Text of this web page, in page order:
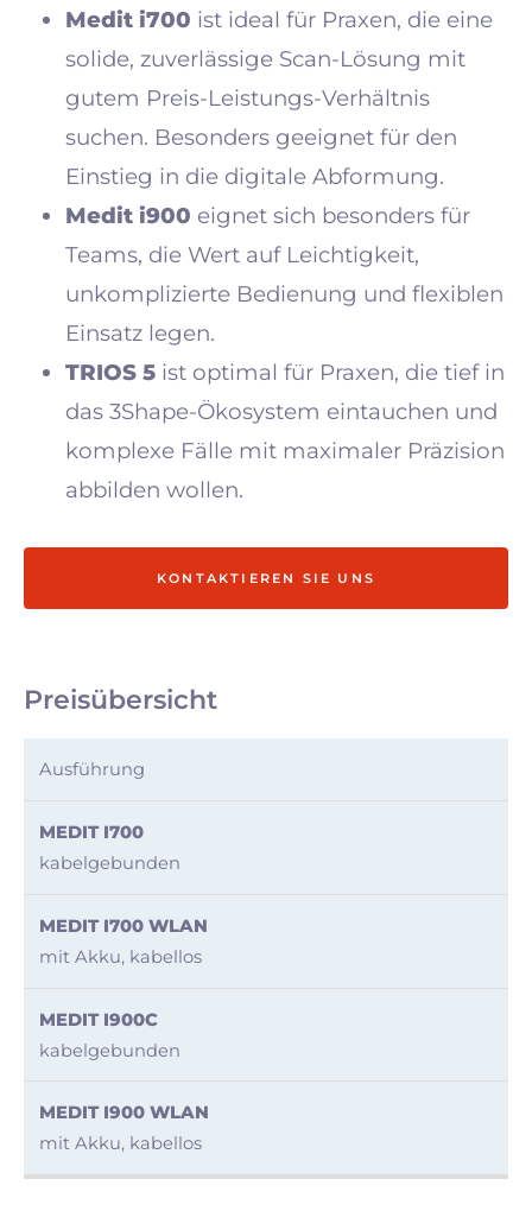
Medit i700 ist ideal für Praxen, die eine
solide, zuverlässige Scan-Lösung mit
gutem Preis-Leistungs-Verhältnis
suchen. Besonders geeignet für den
Einstieg in die digitale Abformung.
Medit i900 eignet sich besonders für
Teams, die Wert auf Leichtigkeit,
unkomplizierte Bedienung und flexiblen
Einsatz legen.
TRIOS 5ist optimal für Praxen, die tief in
das 3Shape-Ökosystem eintauchen und
komplexe Fälle mit maximaler Präzision
abbilden wollen.
KONTAKTIEREN SIE UNS
Preisübersicht
i700
i700
i900
Ausführung
kabelgebunden
mit Akku, kabellos
kabelgebunden
mit Akku, kabellos